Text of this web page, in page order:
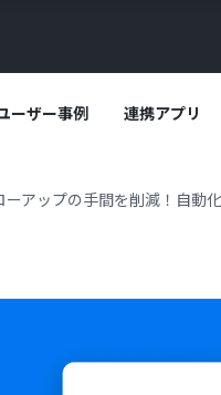
ーザー事例 連携アプリ
アップの手間を削減！自動